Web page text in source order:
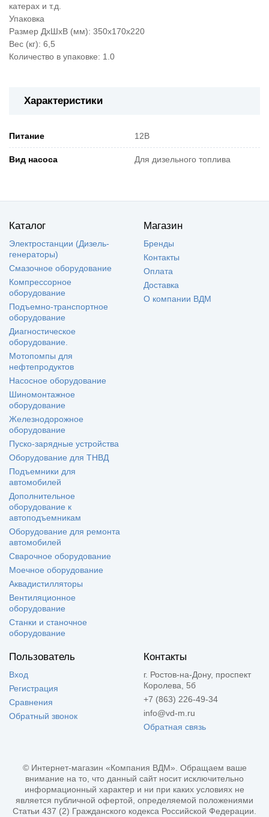
катерах и т.д.
Упаковка
Размер ДхШхВ (мм): 350x170x220
Вес (кг): 6,5
Количество в упаковке: 1.0
Характеристики
Питание 12В
Вид насоса Для дизельного топлива
Каталог
Электростанции (Дизель-
генераторы)
Смазочное оборудование
Компрессорное
оборудование
Подъемно-транспортное
оборудование
Диагностическое
оборудование.
Мотопомпы для
нефтепродуктов
Насосное оборудование
Шиномонтажное
оборудование
Железнодорожное
оборудование
Пуско-зарядные устройства
Оборудование для ТНВД
Подъемники для
автомобилей
Дополнительное
оборудование к
автоподъемникам
Оборудование для ремонта
автомобилей
Сварочное оборудование
Моечное оборудование
Аквадистилляторы
Вентиляционное
оборудование
Станки и станочное
оборудование
Магазин
Бренды
Контакты
Оплата
Доставка
О компании ВДМ
Пользователь
Вход
Регистрация
Сравнения
Обратный звонок
Контакты
г. Ростов-на-Дону, проспект
Королева, 5б
+7 (863) 226-49-34
info@vd-m.ru
Обратная связь
© Интернет-магазин «Компания ВДМ». Обращаем ваше
внимание на то, что данный сайт носит исключительно
информационный характер и ни при каких условиях не
является публичной офертой, определяемой положениями
Статьи 437 (2) Гражданского кодекса Российской Федерации.